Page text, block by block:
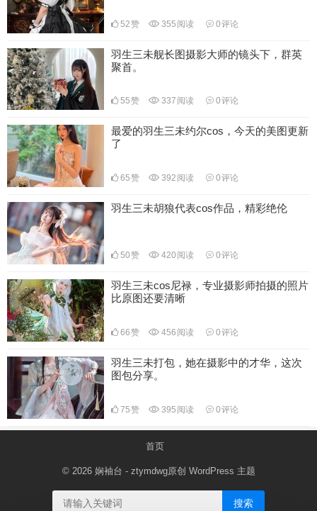
52赞 355 阅读 0评论
羽生三未舰长图摄影大师的镜头下，群英
聚首。
55赞 337 阅读 0评论
最爱的羽生三未约尔cos，今天的美图更新
了
65赞 392 阅读 0评论
羽生三未胡狼代表cos作品，精彩绝伦
50赞 420 阅读 0评论
羽生三未cos尼禄，专业摄影师拍摄的照片
比原图还要清晰
66赞 456 阅读 0评论
羽生三未打包，她在摄影中的才华，这次
图包分享。
75赞 395 阅读 0评论
首页
© 2026 娴袖台 - ztymdwg原创 WordPress 主题
搜索